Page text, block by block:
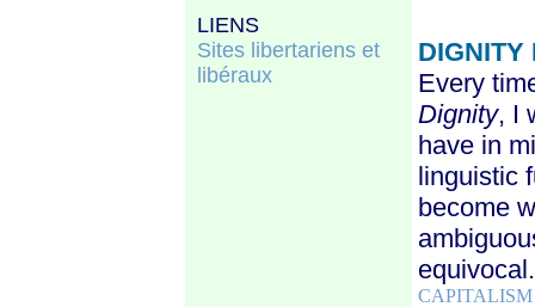
LIENS
Sites libertariens et
libéraux
DIGNITY
Every
Dignity, I
have in
linguistic
become
equivocal.